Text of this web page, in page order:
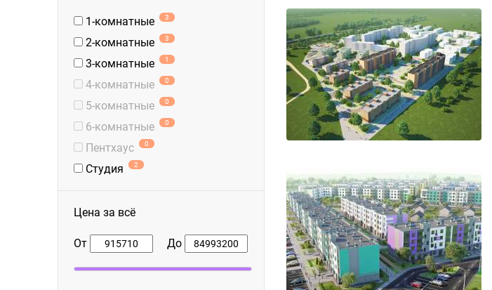
1-комнатные 3
2-комнатные 3
3-комнатные 1
4-комнатные 0
5-комнатные 0
6-комнатные 0
Пентхаус 0
Студия 2
Цена за всё
От До